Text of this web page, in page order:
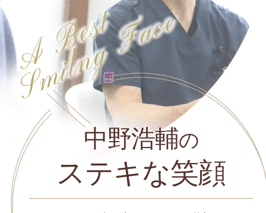
中野浩輔の
ステキな笑顔